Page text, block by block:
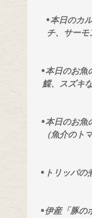
•本日のカ
チ、サー
•本日のお魚
鰈、スズキ
•本日のお魚
（魚介のト
•トリッパの
•伊産「豚の